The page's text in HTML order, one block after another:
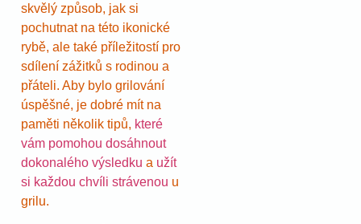
skvělý způsob, jak si
pochutnat na této ikonické
rybě, ale také příležitostí pro
sdílení zážitků s rodinou a
přáteli. Aby bylo grilování
úspěšné, je dobré mít na
paměti několik tipů, které
vám pomohou dosáhnout
dokonalého výsledku a užít
si každou chvíli strávenou u
grilu.